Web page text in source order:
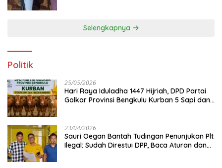
Selengkapnya
Politik
25/05/2026
Hari Raya Iduladha 1447 Hijriah, DPD Partai
Golkar Provinsi Bengkulu Kurban 5 Sapi dan 1
23/04/2026
Sauri Oegan Bantah Tudingan Penunjukan Plt
Ilegal: Sudah Direstui DPP, Baca Aturan dan